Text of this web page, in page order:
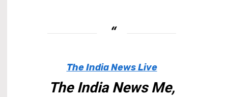
The India News Live
The India News Me,